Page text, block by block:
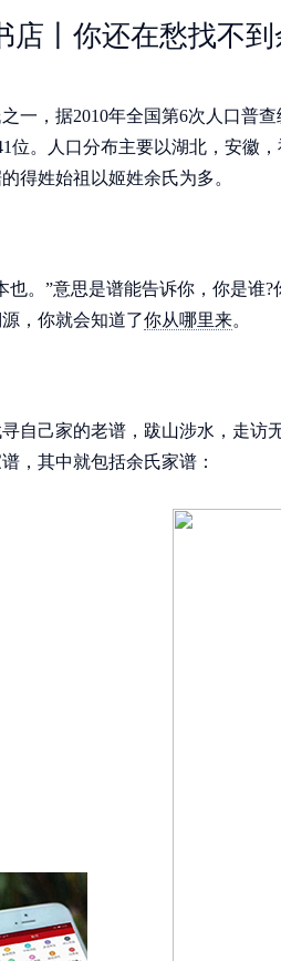
店丨你还在愁找不
一，据2010年全国第6次人口普
位。人口分布主要以湖北，安徽
得姓始祖以姬姓余氏为多。
也。”意思是谱能告诉你，你是谁
，你就会知道了你从哪里来。
自己家的老谱，跋山涉水，走访
，其中就包括余氏家谱：